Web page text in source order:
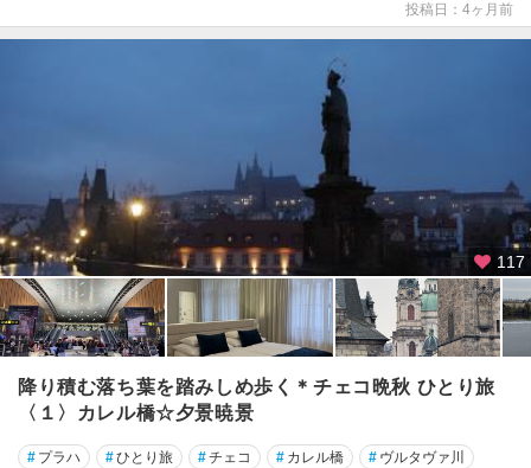
投稿日：4ヶ月前
117
降り積む落ち葉を踏みしめ歩く＊チェコ晩秋 ひとり旅
〈１〉カレル橋☆夕景暁景
# プラハ #ひとり旅 #チェコ # カレル橋 # ヴルタヴァ川